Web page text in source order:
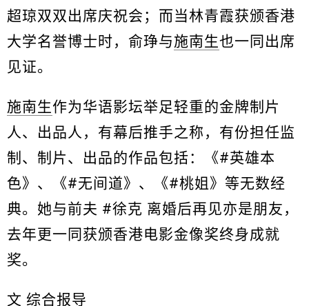
超琼双双出席庆祝会；而当林青霞获颁香港
大学名誉博士时，俞琤与施南生也一同出席
见证。
施南生作为华语影坛举足轻重的金牌制片
人、出品人，有幕后推手之称，有份担任监
制、制片、出品的作品包括：《#英雄本
色》、《#无间道》、《#桃姐》等无数经
典。她与前夫 #徐克 离婚后再见亦是朋友，
去年更一同获颁香港电影金像奖终身成就
奖。
文 综合报导